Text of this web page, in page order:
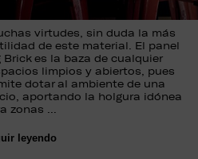
virtudes, sin duda la más
de este material. El panel
es la baza de cualquier
limpios y abiertos, pues
dotar al ambiente de una
aportando la holgura idónea
zonas …
leyendo